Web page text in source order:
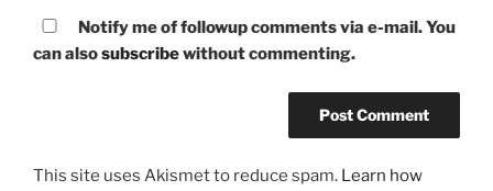
Notify me of followup comments via e-mail. You
can alsosubscribewithout commenting.
This site uses Akismet to reduce spam. Learn how